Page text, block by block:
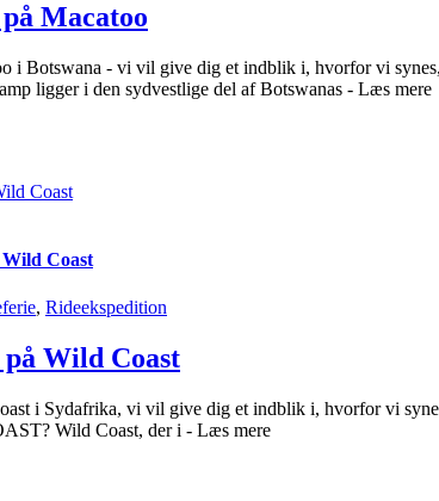
Macatoo
i Botswana - vi vil give dig et indblik i, hvorfor vi
ligger i den sydvestlige del af Botswanas - Læs mere
Coast
Coast
, Rideekspedition
Wild Coast
i Sydafrika, vi vil give dig et indblik i, hvorfor vi
Wild Coast, der i - Læs mere